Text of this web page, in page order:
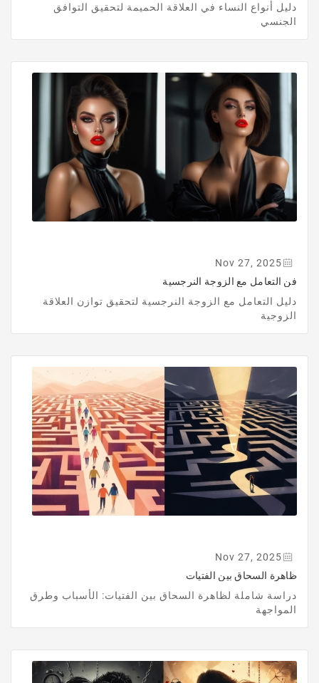
دليل أنواع النساء في العلاقة الحميمة لتحقيق التوافق
الجنسي
Nov 27, 2025
فن التعامل مع الزوجة النرجسية
دليل التعامل مع الزوجة النرجسية لتحقيق توازن العلاقة
الزوجية
Nov 27, 2025
ظاهرة السحاق بين الفتيات
دراسة شاملة لظاهرة السحاق بين الفتيات: الأسباب وطرق
المواجهة